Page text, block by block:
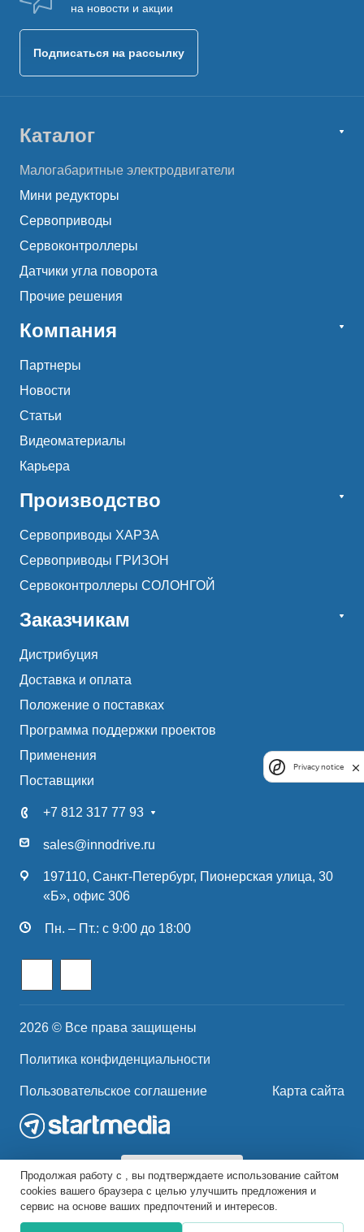
на новости и акции
Подписаться на рассылку
Каталог
Малогабаритные электродвигатели
Мини редукторы
Сервоприводы
Сервоконтроллеры
Датчики угла поворота
Прочие решения
Компания
Партнеры
Новости
Статьи
Видеоматериалы
Карьера
Производство
Сервоприводы ХАРЗА
Сервоприводы ГРИЗОН
Сервоконтроллеры СОЛОНГОЙ
Заказчикам
Дистрибуция
Доставка и оплата
Положение о поставках
Программа поддержки проектов
Применения
Поставщики
+7 812 317 77 93
sales@innodrive.ru
197110, Санкт-Петербург, Пионерская улица, 30
«Б», офис 306
Пн. – Пт.: с 9:00 до 18:00
2026 © Все права защищены
Политика конфиденциальности
Пользовательское соглашение Карта сайта
Продолжая работу с , вы подтверждаете использование сайтом
cookies вашего браузера с целью улучшить предложения и
сервис на основе ваших предпочтений и интересов.
Privacy notice